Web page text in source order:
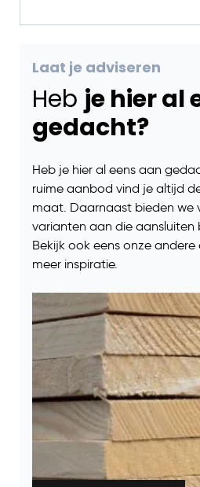
Laat je adviseren
Heb je hier al
gedacht?
Heb je hier al eens aan
ruime aanbod vind je altijd
maat. Daarnaast bieden we
varianten aan die aansluiten
Bekijk ook eens onze
meer inspiratie.